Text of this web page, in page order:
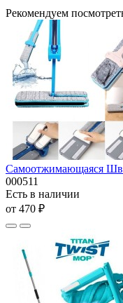
Рекомендуем
Самоотжимающаяся
000511
Есть в наличии
от 470 ₽